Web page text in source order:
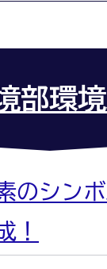
部環
シンボ
！